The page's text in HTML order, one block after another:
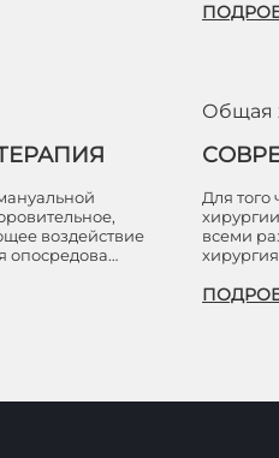
воздействие
опосредова…
Общая
Для того
всеми